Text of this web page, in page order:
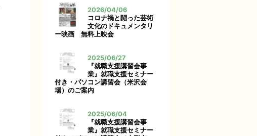
2026/04/06
コロナ禍と闘った芸術
文化のドキュメンタリ
ー映画 無料上映会
2025/06/27
『就職支援講習会事
業』就職支援セミナー
付き・パソコン講習会（米沢会
場）のご案内
2025/06/04
『就職支援講習会事
業』就職支援セミナー